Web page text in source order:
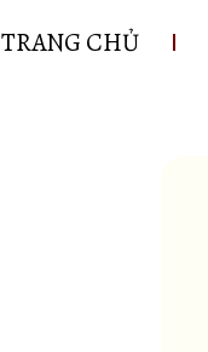
TRANG CHỦ